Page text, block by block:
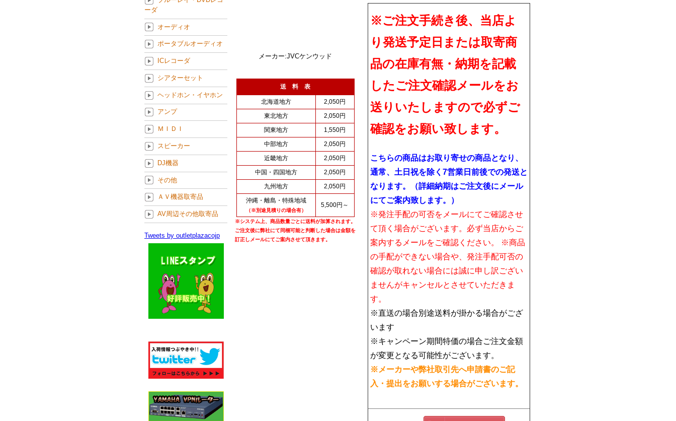
メーカー:JVCケンウッド
送 料 表
北海道地方
2,050円
東北地方
2,050円
関東地方
1,550円
中部地方
2,050円
近畿地方
2,050円
中国・四国地方
2,050円
九州地方
2,050円
沖縄・離島・特殊地域
（※別途見積りの場合有）
5,500円～
※システム上、商品数量ごとに送料が加算されます。
ご注文後に弊社にて同梱可能と判断した場合は金額を
訂正しメールにてご案内させて頂きます。
※ご注文手続き後、当店よ
り発送予定日または取寄商
品の在庫有無・納期を記載
したご注文確認メールをお
送りいたしますので必ずご
確認をお願い致します。
こちらの商品はお取り寄せの商品となり、
通常、土日祝を除く7営業日前後での発送と
なります。（詳細納期はご注文後にメール
にてご案内致します。）
※発注手配の可否をメールにてご確認させ
て頂く場合がございます。必ず当店からご
案内するメールをご確認ください。 ※商品
の手配ができない場合や、発注手配可否の
確認が取れない場合には誠に申し訳ござい
ませんがキャンセルとさせていただきま
す。
※直送の場合別途送料が掛かる場合がござ
います
※キャンペーン期間特価の場合ご注文金額
が変更となる可能性がございます。
※メーカーや弊社取引先へ申請書のご記
入・提出をお願いする場合がございます。
ーダ
オーディオ
ポータブルオーディオ
ICレコーダ
シアターセット
ヘッドホン・イヤホン
アンプ
ＭＩＤＩ
スピーカー
DJ機器
その他
ＡＶ機器取寄品
AV周辺その他取寄品
Tweets by outletplazacojp